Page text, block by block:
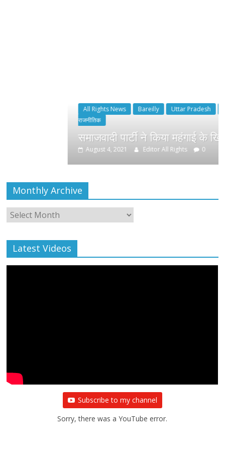
Bareilly Uttar Pradesh राजनीति
हॉट
समाजवादी पार्टी ने किया महंगाई के खिलाफ प्रदर्शन
Editor All Rights 0
Monthly Archive
Monthly
Archive
Latest Videos
Subscribe to my channel
Sorry, there was a YouTube error.